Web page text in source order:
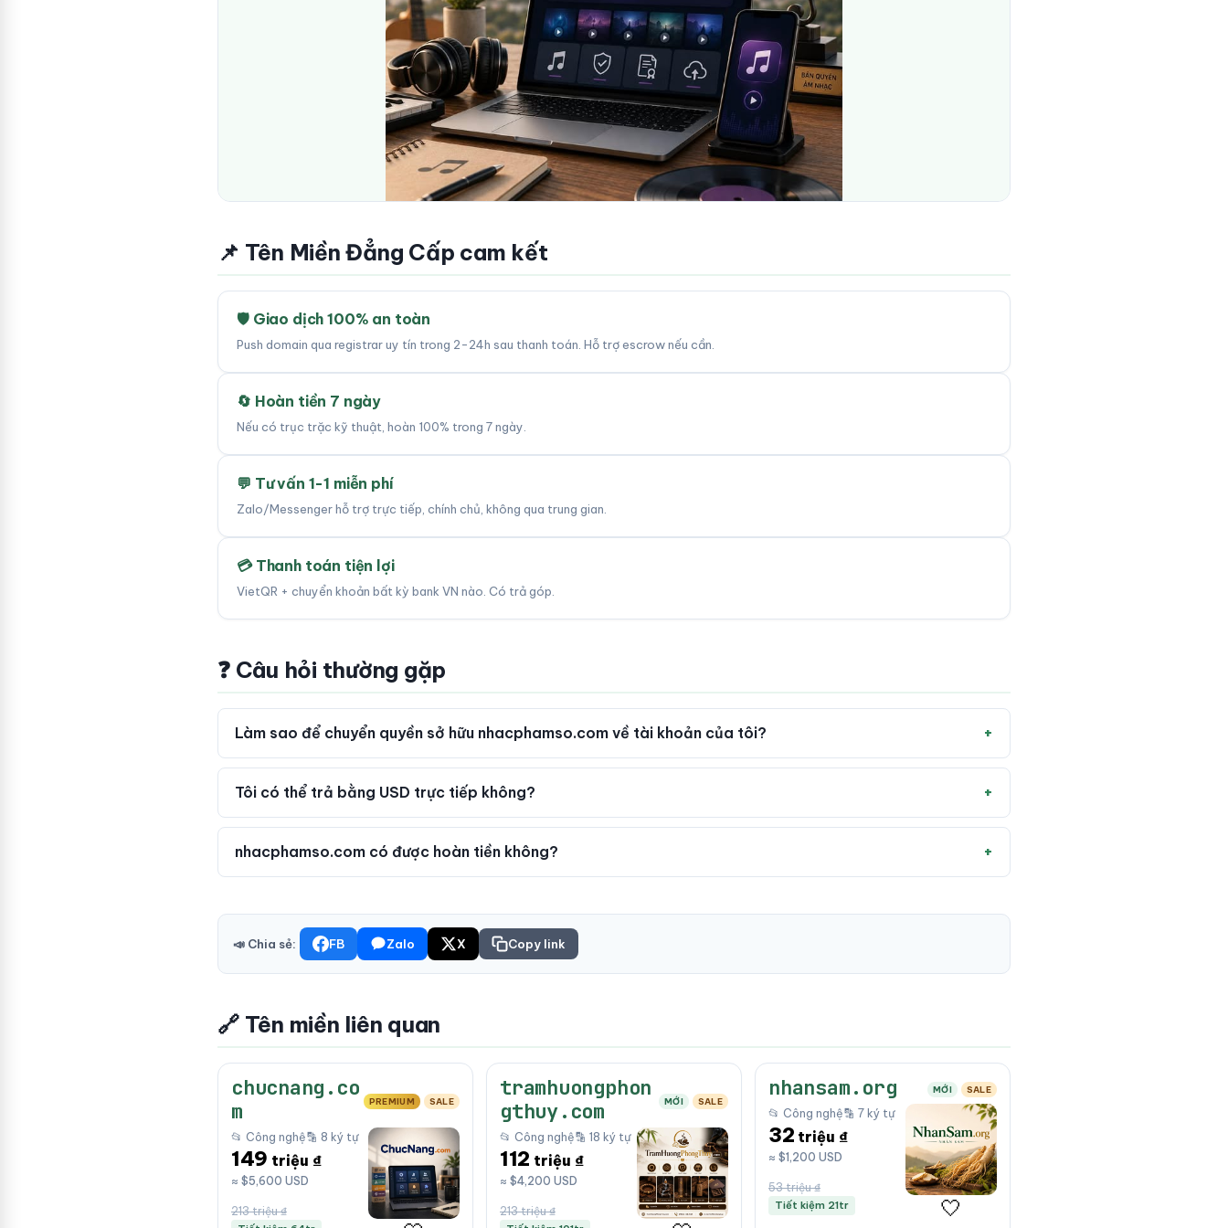
📌 Tên Miền Đẳng Cấp cam kết
🛡 Giao dịch 100% an toàn
Push domain qua registrar uy tín trong 2-24h sau thanh toán. Hỗ trợ escrow nếu cần.
🔄 Hoàn tiền 7 ngày
Nếu có trục trặc kỹ thuật, hoàn 100% trong 7 ngày.
💬 Tư vấn 1-1 miễn phí
Zalo/Messenger hỗ trợ trực tiếp, chính chủ, không qua trung gian.
💳 Thanh toán tiện lợi
VietQR + chuyển khoản bất kỳ bank VN nào. Có trả góp.
❓ Câu hỏi thường gặp
Làm sao để chuyển quyền sở hữu nhacphamso.com về tài khoản của tôi?
Tôi có thể trả bằng USD trực tiếp không?
nhacphamso.com có được hoàn tiền không?
📣 Chia sẻ: FB Zalo X Copy link
🔗 Tên miền liên quan
chucnang.co
m
PREMIUM SALE
📂 Công nghệ🔡 8 ký tự
149 triệu ₫
≈ $5,600 USD
213 triệu ₫
tramhuongphon
gthuy.com
MỚI SALE
📂 Công nghệ🔡 18 ký tự
112 triệu ₫
≈ $4,200 USD
213 triệu ₫
nhansam.org MỚI SALE
📂 Công nghệ🔡 7 ký tự
32 triệu ₫
≈ $1,200 USD
53 triệu ₫
Tiết kiệm 21tr 🤍